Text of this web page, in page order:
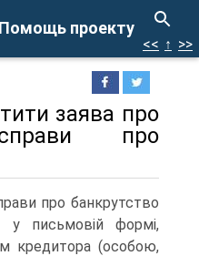
Помощь проекту
<< ↑ >>
заява про
про
про банкрутство
у письмовій формі,
кредитора (особою,